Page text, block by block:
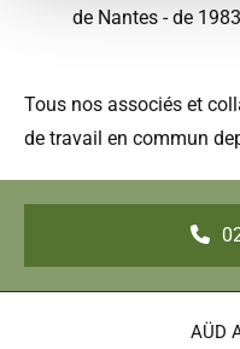
de Nantes - de
Tous nos associés et
de travail en commun
AÜD